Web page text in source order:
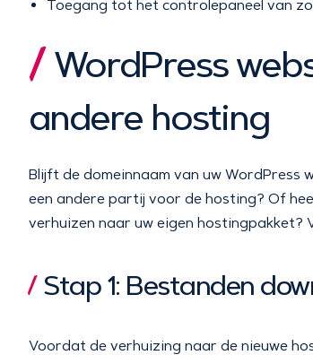
Toegang tot het controlepaneel van
WordPress
andere hosting
Blijft de domeinnaam van uw WordPress
een andere partij voor de hosting? Of
verhuizen naar uw eigen hostingpakket?
Stap 1: Bestanden
Voordat de verhuizing naar de nieuwe